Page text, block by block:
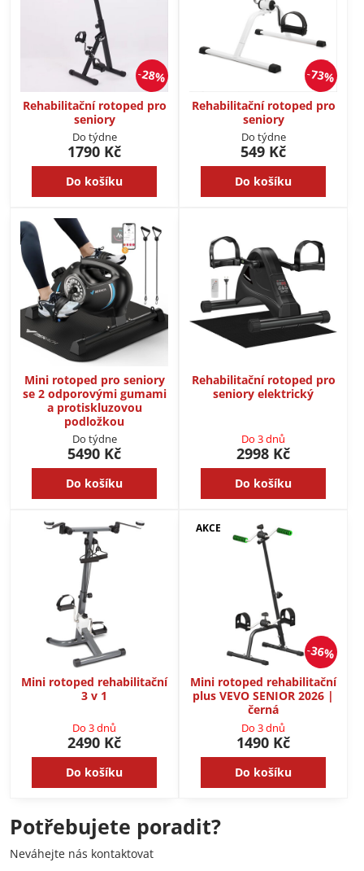
28%
Rehabilitační rotoped pro
seniory
Do týdne
1790 Kč
Do košíku
73%
Rehabilitační rotoped pro
seniory
Do týdne
549 Kč
Do košíku
Mini rotoped pro seniory
se 2 odporovými gumami
a protiskluzovou
podložkou
Do týdne
5490 Kč
Do košíku
Rehabilitační rotoped pro
seniory elektrický
Do 3 dnů
2998 Kč
Do košíku
Mini rotoped rehabilitační
3 v 1
Do 3 dnů
2490 Kč
Do košíku
36%
AKCE
Mini rotoped rehabilitační
plus VEVO SENIOR 2026 |
černá
Do 3 dnů
1490 Kč
Do košíku
Potřebujete poradit?
Neváhejte nás kontaktovat